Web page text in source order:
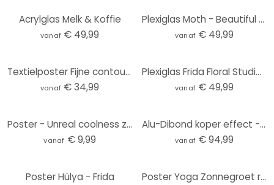
Acrylglas Melk & Koffie
vanaf € 49,99
Plexiglas Moth - Beautiful Flower Lady
vanaf € 49,99
Textielposter Fijne contouren van een vrouw - Lijnkunst - Tunaboylu - Panorama
vanaf € 34,99
Plexiglas Frida Floral Studio - Frida Floral
vanaf € 49,99
Poster - Unreal coolness zwart wit
vanaf € 9,99
Alu-Dibond koper effect - Besari - Artemis
vanaf € 94,99
Poster Hülya - Frida Poster Yoga Zonnegroet roze | roségoud - Manovski